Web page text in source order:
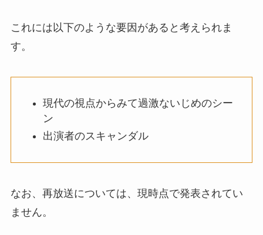
これには以下のような要因があると考えられま
す。
現代の視点からみて過激ないじめのシー
ン
出演者のスキャンダル
なお、再放送については、現時点で発表されてい
ません。